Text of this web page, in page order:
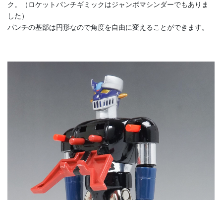
ク。（ロケットパンチギミックはジャンボマシンダーでもありま
した）
パンチの基部は円形なので角度を自由に変えることができます。